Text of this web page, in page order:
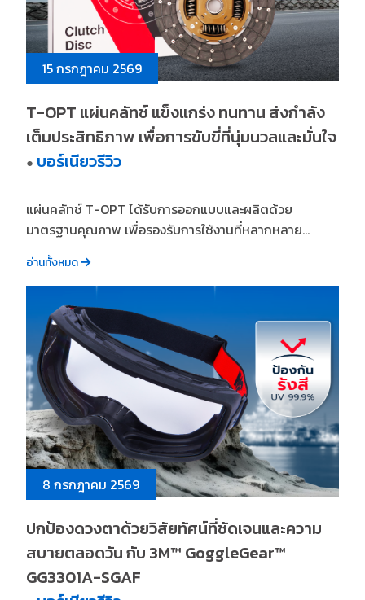
15 กรกฎาคม 2569
T-OPT แผ่นคลัทช์ แข็งแกร่ง ทนทาน ส่งกำลัง
เต็มประสิทธิภาพ เพื่อการขับขี่ที่นุ่มนวลและมั่นใจ
● บอร์เนียวรีวิว
แผ่นคลัทช์ T-OPT ได้รับการออกแบบและผลิตด้วย
มาตรฐานคุณภาพ เพื่อรองรับการใช้งานที่หลากหลาย...
อ่านทั้งหมด
8 กรกฎาคม 2569
ปกป้องดวงตาด้วยวิสัยทัศน์ที่ชัดเจนและความ
สบายตลอดวัน กับ 3M™ GoggleGear™
GG3301A-SGAF